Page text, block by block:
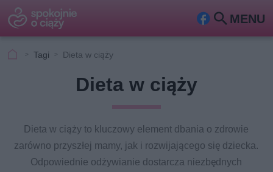
MENU
Fa Szu
Tagi Dieta w ciąży
Dieta w ciąży
Dieta w ciąży to kluczowy element dbania o zdrowie
zarówno przyszłej mamy, jak i rozwijającego się dziecka.
Odpowiednie odżywianie dostarcza niezbędnych